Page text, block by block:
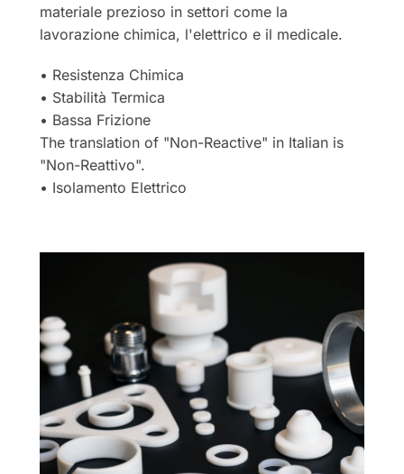
materiale prezioso in settori come la
lavorazione chimica, l'elettrico e il medicale.
• Resistenza Chimica
• Stabilità Termica
• Bassa Frizione
The translation of "Non-Reactive" in Italian is
"Non-Reattivo".
• Isolamento Elettrico